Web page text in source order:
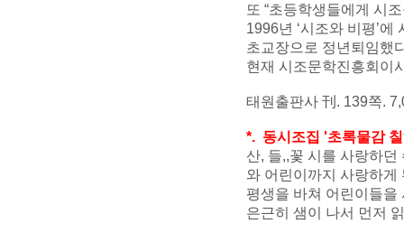
또 “초등학생들에게 시
1996년 ‘시조와 비평’
초교장으로 정년퇴임했
현재 시조문학진흥회이
태원출판사 刊. 139쪽.
*. 동시조집 '초록물감
산, 들,,꽃 시를 사랑하
와 어린이까지 사랑하게
평생을 바쳐 어린이들
은근히 샘이 나서 먼저